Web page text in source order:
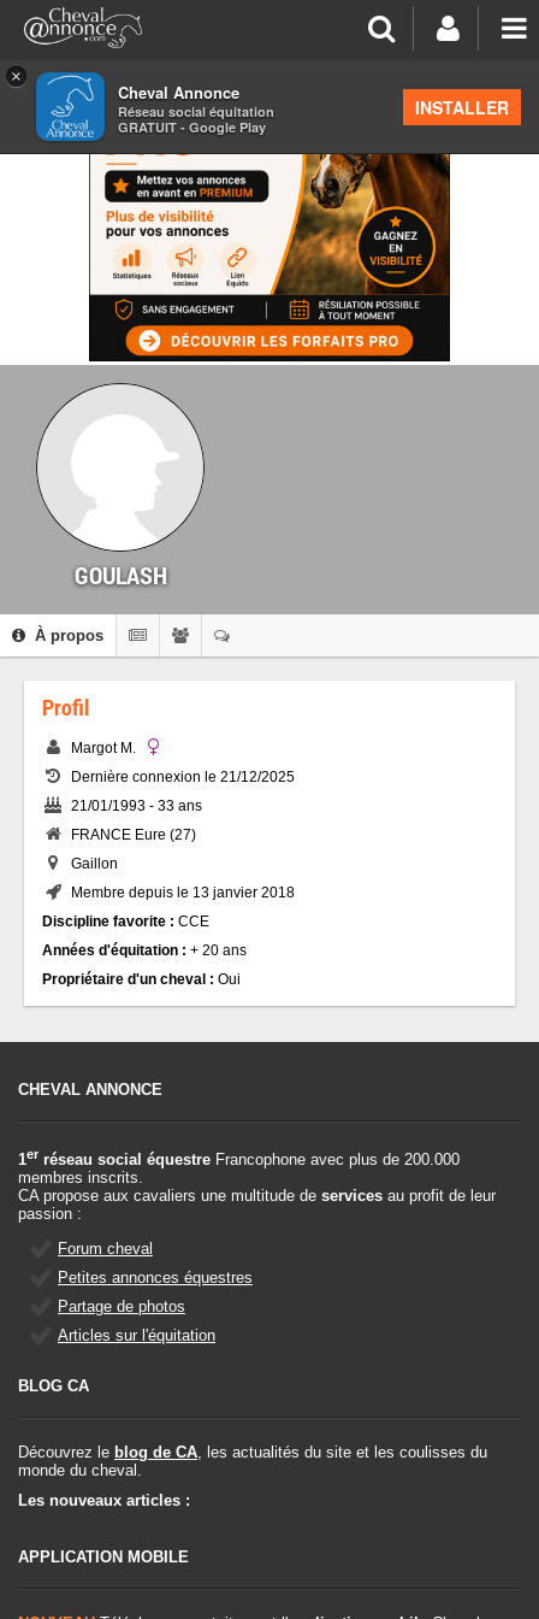
×
Cheval Annonce
Réseau social équitation
GRATUIT - Google Play
INSTALLER
GOULASH
À propos
Profil
Margot M.
Dernière connexion le 21/12/2025
21/01/1993 - 33 ans
FRANCE Eure (27)
Gaillon
Membre depuis le 13 janvier 2018
Discipline favorite : CCE
Années d'équitation : + 20 ans
Propriétaire d'un cheval : Oui
CHEVAL ANNONCE
1er réseau social équestre Francophone avec plus de 200.000
membres inscrits.
CA propose aux cavaliers une multitude de services au profit de leur
passion :
Forum cheval
Petites annonces équestres
Partage de photos
Articles sur l'équitation
BLOG CA
Découvrez le blog de CA, les actualités du site et les coulisses du
monde du cheval.
Les nouveaux articles :
APPLICATION MOBILE